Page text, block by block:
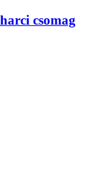
csomag